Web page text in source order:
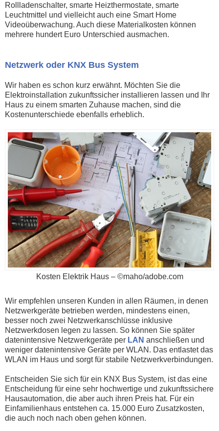
Rollladenschalter, smarte Heizthermostate, smarte
Leuchtmittel und vielleicht auch eine Smart Home
Videoüberwachung. Auch diese Materialkosten können
mehrere hundert Euro Unterschied ausmachen.
Netzwerk oder KNX Bus System
Wir haben es schon kurz erwähnt. Möchten Sie die
Elektroinstallation zukunftssicher installieren lassen und Ihr
Haus zu einem smarten Zuhause machen, sind die
Kostenunterschiede ebenfalls erheblich.
Kosten Elektrik Haus – ©maho/adobe.com
Wir empfehlen unseren Kunden in allen Räumen, in denen
Netzwerkgeräte betrieben werden, mindestens einen,
besser noch zwei Netzwerkanschlüsse inklusive
Netzwerkdosen legen zu lassen. So können Sie später
datenintensive Netzwerkgeräte per LAN anschließen und
weniger datenintensive Geräte per WLAN. Das entlastet das
WLAN im Haus und sorgt für stabile Netzwerkverbindungen.
Entscheiden Sie sich für ein KNX Bus System, ist das eine
Entscheidung für eine sehr hochwertige und zukunftssichere
Hausautomation, die aber auch ihren Preis hat. Für ein
Einfamilienhaus entstehen ca. 15.000 Euro Zusatzkosten,
die auch noch nach oben gehen können.